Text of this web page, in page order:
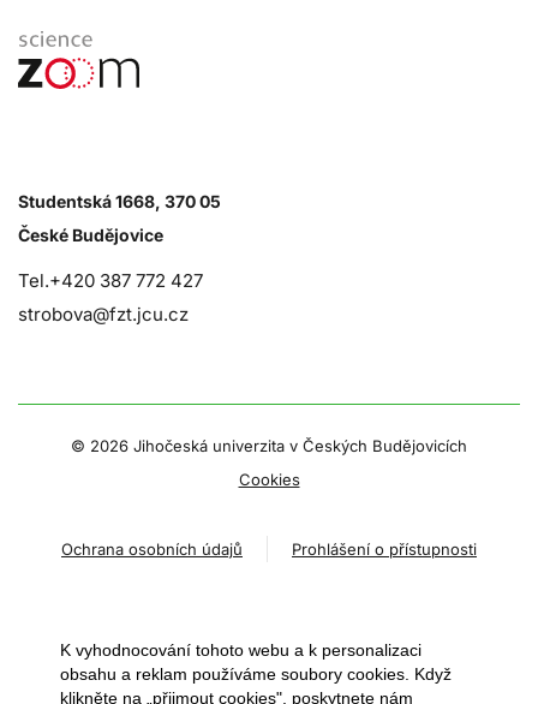
Studentská 1668, 370 05
České Budějovice
Tel.+420 387 772 427
strobova@fzt.jcu.cz
© 2026 Jihočeská univerzita v Českých Budějovicích
Cookies
Ochrana osobních údajů Prohlášení o přístupnosti
K vyhodnocování tohoto webu a k personalizaci
obsahu a reklam používáme soubory cookies. Když
klikněte na „přijmout cookies", poskytnete nám